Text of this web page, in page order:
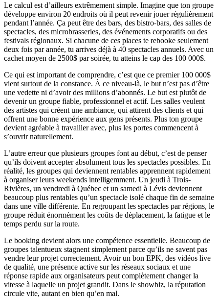
Le calcul est d’ailleurs extrêmement simple. Imagine que ton groupe
développe environ 20 endroits où il peut revenir jouer régulièrement
pendant l’année. Ça peut être des bars, des bistro-bars, des salles de
spectacles, des microbrasseries, des événements corporatifs ou des
festivals régionaux. Si chacune de ces places te rebooke seulement
deux fois par année, tu arrives déjà à 40 spectacles annuels. Avec un
cachet moyen de 2500$ par soirée, tu atteins le cap des 100 000$.
Ce qui est important de comprendre, c’est que ce premier 100 000$
vient surtout de la constance. À ce niveau-là, le but n’est pas d’être
une vedette ni d’avoir des millions d’abonnés. Le but est plutôt de
devenir un groupe fiable, professionnel et actif. Les salles veulent
des artistes qui créent une ambiance, qui attirent des clients et qui
offrent une bonne expérience aux gens présents. Plus ton groupe
devient agréable à travailler avec, plus les portes commencent à
s’ouvrir naturellement.
L’autre erreur que plusieurs groupes font au début, c’est de penser
qu’ils doivent accepter absolument tous les spectacles possibles. En
réalité, les groupes qui deviennent rentables apprennent rapidement
à organiser leurs weekends intelligemment. Un jeudi à Trois-
Rivières, un vendredi à Québec et un samedi à Lévis deviennent
beaucoup plus rentables qu’un spectacle isolé chaque fin de semaine
dans une ville différente. En regroupant les spectacles par régions, le
groupe réduit énormément les coûts de déplacement, la fatigue et le
temps perdu sur la route.
Le booking devient alors une compétence essentielle. Beaucoup de
groupes talentueux stagnent simplement parce qu’ils ne savent pas
vendre leur projet correctement. Avoir un bon EPK, des vidéos live
de qualité, une présence active sur les réseaux sociaux et une
réponse rapide aux organisateurs peut complètement changer la
vitesse à laquelle un projet grandit. Dans le showbiz, la réputation
circule vite, autant en bien qu’en mal.